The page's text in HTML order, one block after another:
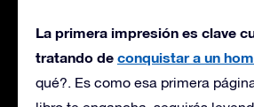
La primera impresión es clave
tratando de conquistar a un
qué?. Es como esa primera